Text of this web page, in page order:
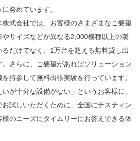
努めています。
式会社では、お客様のさまざまなご要望
サイズなどが異なる2,000機種以上の製
だけでなく、1万台を超える無料貸し出
。さらに、ご要望があればソリューション
持参して無料出張実験を行っています。
が十分な設備がない」というお客様に、
試しいただくために、全国にテスティン
のニーズにタイムリーにお答えできる体